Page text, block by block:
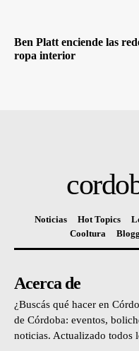
Ben Platt enciende las
ropa interior
Noticias Hot Topics
Cooltura
Acerca de
¿Buscás qué hacer en
de Córdoba: eventos,
noticias. Actualizado todos